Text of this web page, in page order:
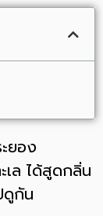
ยอง
เล ได้สูดกลิ่น
ดูกัน